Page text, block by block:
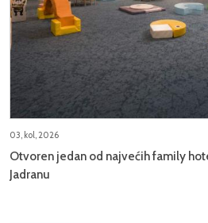
03, kol, 2026
Otvoren jedan od najvećih family
Jadranu